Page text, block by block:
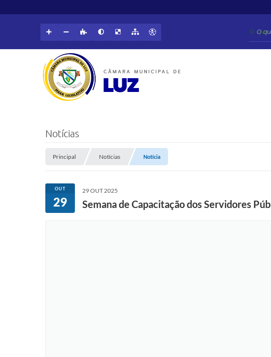
O
Notícias
Principal Notícias Notícia
OUT
29
29 OUT 2025
Semana de Capacitação dos Servidores